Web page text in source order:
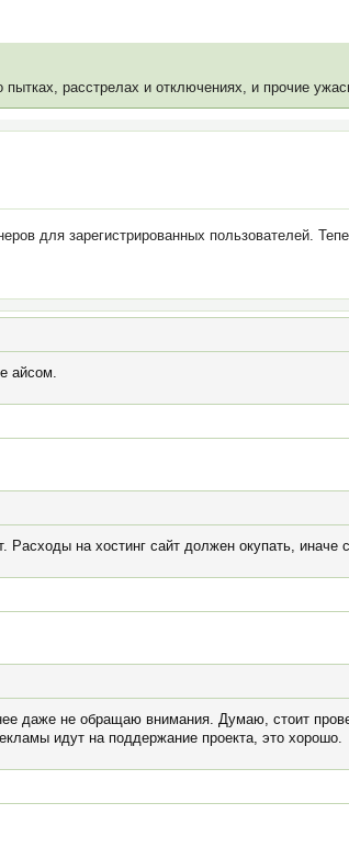
расстрелах и отключениях, и прочие
для зарегистрированных пользователей.
айсом.
Расходы на хостинг сайт должен окупать, иначе
даже не обращаю внимания. Думаю, стоит
идут на поддержание проекта, это хорошо.